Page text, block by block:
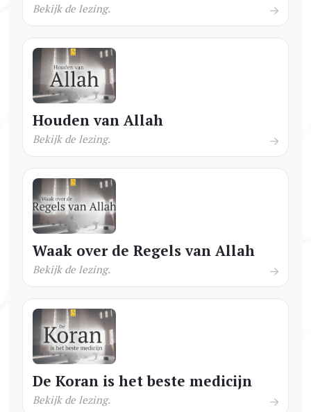
Bekijk de lezing.
Houden van Allah
Bekijk de lezing.
Waak over de Regels van Allah
Bekijk de lezing.
De Koran is het beste medicijn
Bekijk de lezing.